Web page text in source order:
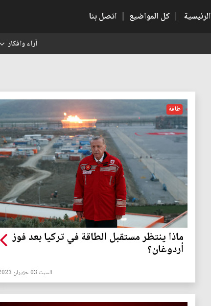
الرئيسية | كل المواضيع | اتصل بنا
آراء وافكار
طاقة
ماذا ينتظر مستقبل الطاقة في تركيا بعد فوز
أردوغان؟
السبت 03 حزيران 2023